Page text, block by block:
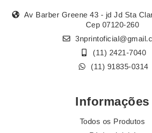
Av Barber Greene 43 - jd Jd Sta
Cep 07120-260
(11) 2421-7040
(11) 91835-0314
Informações
Todos os Produtos